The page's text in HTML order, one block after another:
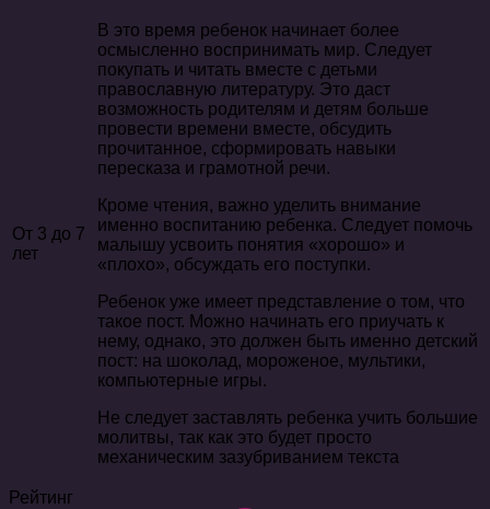
От 3 до 7
лет
В это время ребенок начинает более
осмысленно воспринимать мир. Следует
покупать и читать вместе с детьми
православную литературу. Это даст
возможность родителям и детям больше
провести времени вместе, обсудить
прочитанное, сформировать навыки
пересказа и грамотной речи.
Кроме чтения, важно уделить внимание
именно воспитанию ребенка. Следует помочь
малышу усвоить понятия «хорошо» и
«плохо», обсуждать его поступки.
Ребенок уже имеет представление о том, что
такое пост. Можно начинать его приучать к
нему, однако, это должен быть именно детский
пост: на шоколад, мороженое, мультики,
компьютерные игры.
Не следует заставлять ребенка учить большие
молитвы, так как это будет просто
механическим зазубриванием текста
Рейтинг